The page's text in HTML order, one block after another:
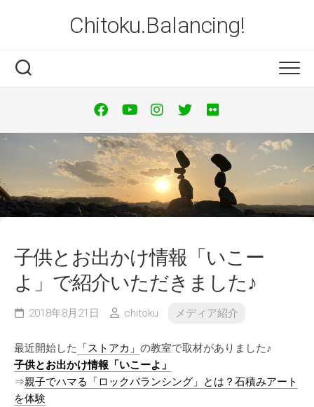
Chitoku.Balancing!
子供とお出かけ情報「いこー
よ」で紹介いただきました♪
2018年8月21日 chitoku メディア紹介
最近開始した 「ストアカ」 の教室で取材がありました♪
子供とお出かけ情報「いこーよ」
⇒親子でハマる「ロックバランシング」とは？石積みアート
を体験